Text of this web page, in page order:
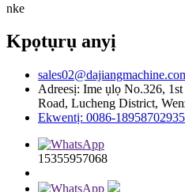
nke
Kpọtụrụ anyị
Adreesị: Ime ụlọ No.326,
Road, Lucheng District,
Ekwentị: 0086-18958702935
15355957068